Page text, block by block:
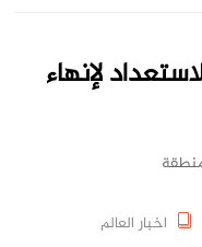
لإنهاء
اخبار العالم